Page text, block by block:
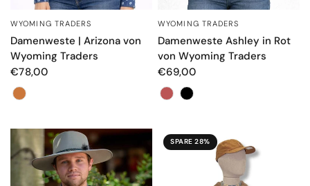
SCHNELLANSICHT
WYOMING TRADERS
Damenweste | Arizona von
Wyoming Traders
€78,00
Farbe
SCHNELLANSICHT
WYOMING TRADERS
Damenweste Ashley in Rot
von Wyoming Traders
€69,00
Colore
SPARE 28%